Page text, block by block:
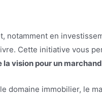
notamment en
Cette initiative vous
la vision pour un
domaine immobilier, le